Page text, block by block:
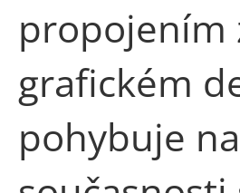
propojením
grafickém
pohybuje